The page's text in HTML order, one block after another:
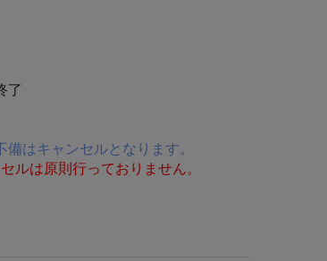
了
はキャンセルとなります。
ルは原則行っておりません。